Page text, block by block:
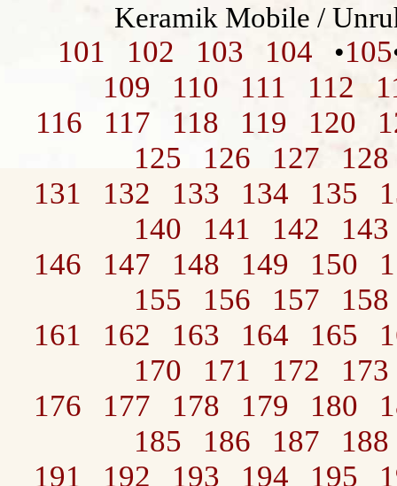
Keramik Mobile /
101 102 103 104 •105
109 110 111 112
116
117 118 119 120
125
126 127
128
131
132 133 134 135
140
141 142
143
146
147 148 149 150
155
156 157
158
161
162 163 164 165
170
171 172
173
176
177 178 179 180
185
186 187
188
191
192 193 194 195